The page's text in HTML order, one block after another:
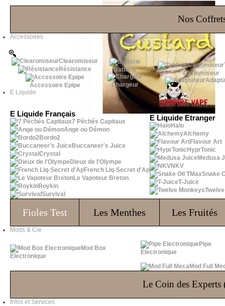
Nos
Accessoires
Clearomiseur
Résistance
Accessoire Epipe
Batterie
Chargeur
Cartomiseur
E Liquide
E Liquide Français
7 Péchés Capitaux
Ange ou Démon
Bordo2
Buccaneer's Juice
Crystal
Dieux de l'Olympe
French Liq-Secret d'Ap
Le Vapoteur Breton
Roykin
Survival
E Liquide Etranger
Halo
Alchemy
Flavour Art
HyprTonic
Medusa
NKV
Snake
T-Juice
Fioles Test Les Menthes Les Fruités
Mods & Cie
Mod Box
Electronique
Pipe
Electronique
Mod Full
Le Coin des Experts
Infos et Services